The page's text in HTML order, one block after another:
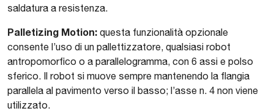
saldatura a resistenza.
Palletizing Motion: questa funzionalità opzionale
consente l’uso di un pallettizzatore, qualsiasi robot
antropomorfico o a parallelogramma, con 6 assi e polso
sferico. Il robot si muove sempre mantenendo la flangia
parallela al pavimento verso il basso; l’asse n. 4 non viene
utilizzato.